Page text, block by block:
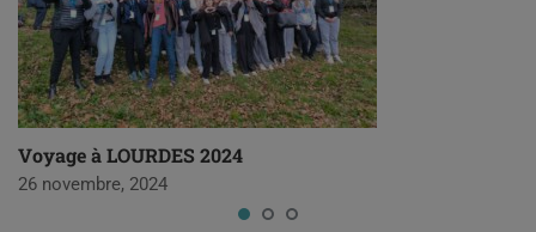
Voyage à LOURDES 2024
26 novembre, 2024